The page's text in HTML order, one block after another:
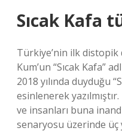
Sıcak Kafa
Türkiye’nin ilk distopik
Kum’un “Sıcak Kafa”
2018 yılında duyduğu
esinlenerek
ve insanları buna
senaryosu üzerinde üç